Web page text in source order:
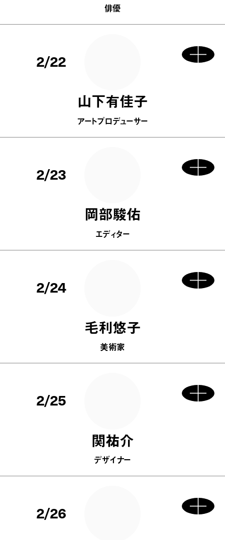
俳優
2/22
山下有佳子
アートプロデューサー
2/23
岡部駿佑
エディター
2/24
毛利悠子
美術家
2/25
関祐介
デザイナー
2/26